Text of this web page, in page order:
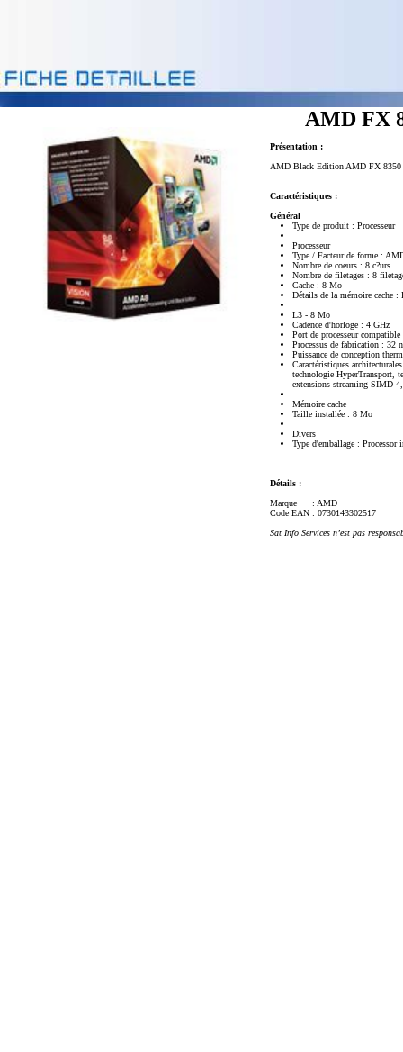
AMD FX
Présentation :
AMD Black Edition AMD FX 8350
Caractéristiques :
Général
Type de produit : Processeur
Processeur
Type / Facteur de forme :
Nombre de coeurs : 8 c?urs
Nombre de filetages : 8
Cache : 8 Mo
Détails de la mémoire cache
L3 - 8 Mo
Cadence d'horloge : 4 GHz
Port de processeur
Processus de fabrication : 32
Puissance de conception
Caractéristiques
technologie HyperTransport,
extensions streaming SIMD
Mémoire cache
Taille installée : 8 Mo
Divers
Type d'emballage :
Détails :
Marque
: AMD
Code EAN : 0730143302517
Sat Info Services n’est pas